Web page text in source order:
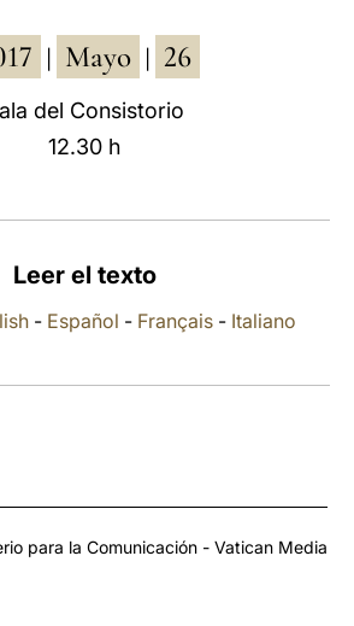
العربيّة
中文
Mayo 26
del Consistorio
12.30 h
Leer el texto
- Español - Français - Italiano
para la Comunicación - Vatican Media